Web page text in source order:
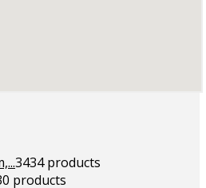
3434 products
products